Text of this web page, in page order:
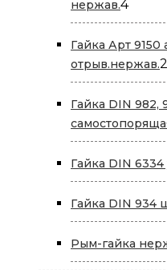
нержав.44
Гайка Арт 9150
отрыв.нержав.2
Гайка DIN 982,
Гайка DIN
Гайка DIN 934
Рым-гайка